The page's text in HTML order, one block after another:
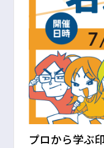
プロから学ぶ